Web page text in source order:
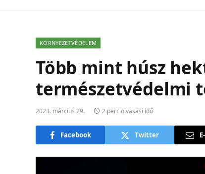
KÖRNYEZETVÉDELEM
Több mint húsz
természetvédelmi
2023. március 29. 2 perc olvasási idő
Facebook Twitter